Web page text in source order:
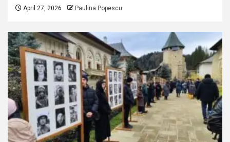
April 27, 2026 Paulina Popescu